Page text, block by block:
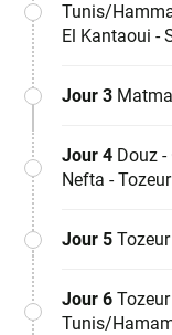
Tunis/
El Kantaoui -
Jour 3
Jour 4 Douz -
Nefta - Tozeur
Jour 5 Tozeur
Jour 6
Tunis/